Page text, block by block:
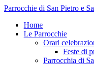
Parrocchie di San Pietro e
Home
Le Parrocchie
Orari
Feste di
Parrocchia di